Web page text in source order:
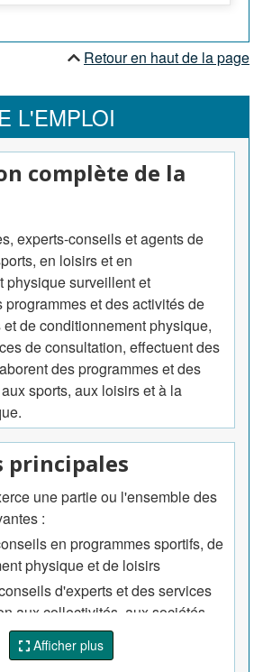
Retour en haut de la page
L'EMPLOI
complète de la
experts-conseils et agents de
en loisirs et en
physique surveillent et
programmes et des activités de
de conditionnement physique,
de consultation, effectuent des
des programmes et des
sports, aux loisirs et à la
principales
une partie ou l'ensemble des
:
en programmes sportifs, de
physique et de loisirs
d'experts et des services
aux collectivités, aux sociétés
aux établissements, aux
des groupes
Afficher plus